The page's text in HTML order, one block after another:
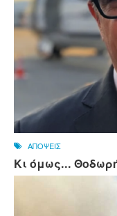
ΑΠΟΨΕΙΣ
Κι όμως...